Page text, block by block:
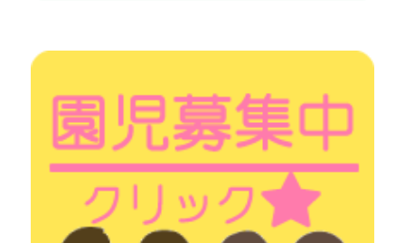
ョ
ン